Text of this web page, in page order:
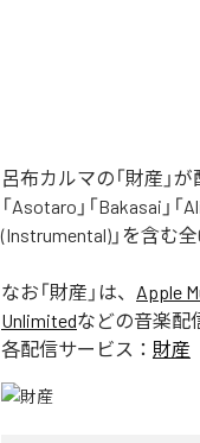
呂布カルマの「財産」
「Asotaro」「Bakasai」
(Instrumental)」を含む
なお「財産 」は、 Apple
Unlimitedなどの音楽配
各配信サービス： 財産